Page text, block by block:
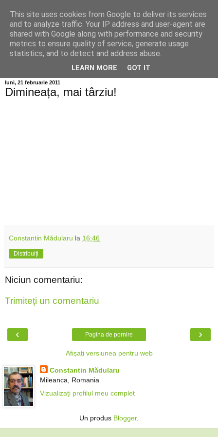
Info MILEANCA
BINE AȚI VENIT! *Jurnal online de informație și opinie;
Miercuri 05 August, 2026
luni, 21 februarie 2011
Dimineața, mai târziu!
Constantin Mădularu la 16:46
Distribuiți
Niciun comentariu:
Trimiteți un comentariu
‹ ›
Pagina de pornire
Afișați versiunea pentru web
Constantin Mădularu
Mileanca, Romania
Vizualizați profilul meu complet
Un produs Blogger.
This site uses cookies from Google to deliver its services
and to analyze traffic. Your IP address and user-agent are
shared with Google along with performance and security
metrics to ensure quality of service, generate usage
statistics, and to detect and address abuse.
LEARN MORE GOT IT